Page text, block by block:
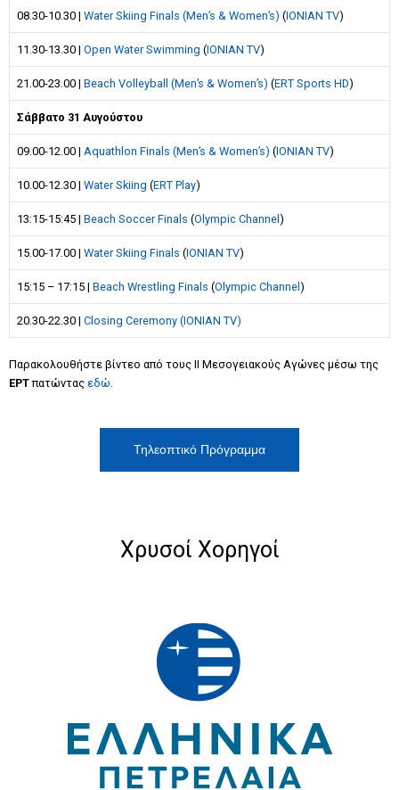
08.30-10.30 | Water Skiing Finals (Men’s & Women’s) (IONIAN TV)
11.30-13.30 | Open Water Swimming (IONIAN TV)
21.00-23.00 | Beach Volleyball (Men’s & Women’s) (ERT Sports HD)
Σάββατο 31 Αυγούστου
09.00-12.00 | Aquathlon Finals (Men’s & Women’s) (IONIAN TV)
10.00-12.30 | Water Skiing (ERT Play)
13:15-15:45 | Beach Soccer Finals (Olympic Channel)
15.00-17.00 | Water Skiing Finals (IONIAN TV)
15:15 – 17:15 | Beach Wrestling Finals (Olympic Channel)
20.30-22.30 | Closing Ceremony (IONIAN TV)
Παρακολουθήστε βίντεο από τους ΙΙ Μεσογειακούς Αγώνες μέσω της
ΕΡΤπατώντας εδώ
Τηλεοπτικό Πρόγραμμα
Χρυσοί Χορηγοί